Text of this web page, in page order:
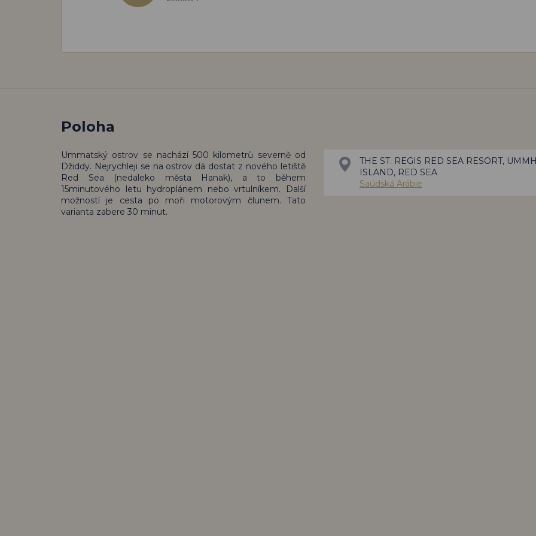
Poloha
Ummatský ostrov se nachází 500 kilometrů severně od
Džiddy. Nejrychleji se na ostrov dá dostat z nového letiště
Red Sea (nedaleko města Hanak), a to během
15minutového letu hydroplánem nebo vrtulníkem. Další
možností je cesta po moři motorovým člunem. Tato
varianta zabere 30 minut.
THE ST. REGIS RED SEA RESORT,
ISLAND, RED SEA
Saúdská Arábie